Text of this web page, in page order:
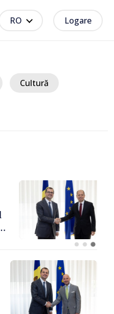
RO Logare
Cultură